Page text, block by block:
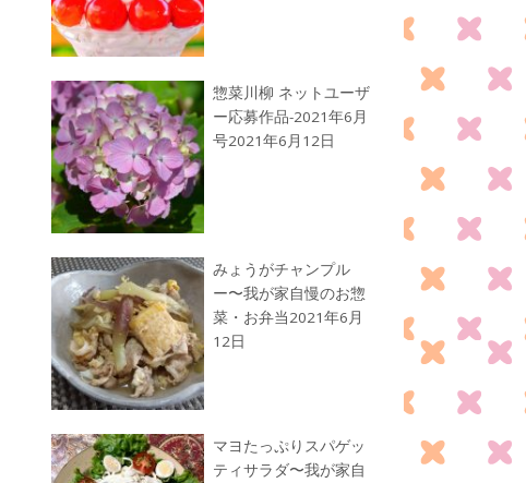
惣菜川柳 ネットユーザ
ー応募作品-2021年6月
号2021年6月12日
みょうがチャンプル
ー〜我が家自慢のお惣
菜・お弁当2021年6月
12日
マヨたっぷりスパゲッ
ティサラダ〜我が家自